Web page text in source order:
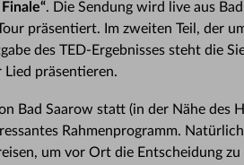
. Die Sendung wird live aus
präsentiert. Im zweiten Teil, der
des TED-Ergebnisses steht die
präsentieren.
Bad Saarow statt (in der Nähe des
Rahmenprogramm.
um vor Ort die Entscheidung